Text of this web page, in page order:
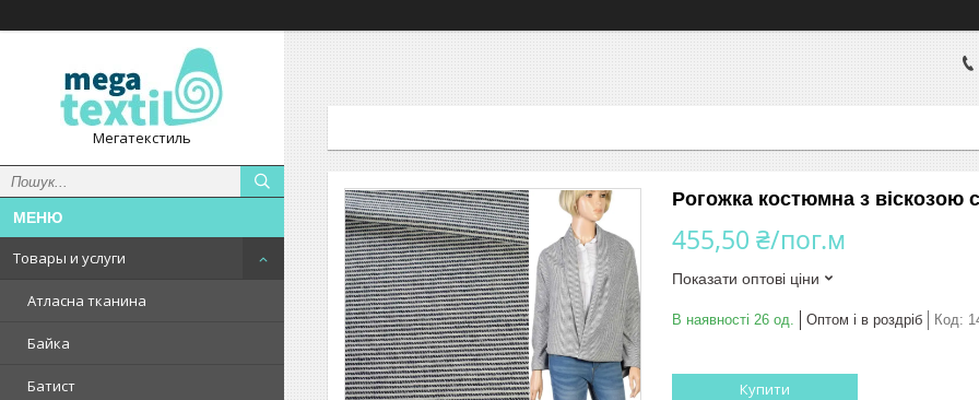
Мегатекстиль
Товары и услуги
Атласна тканина
Байка
Батист
Рогожка костюмна з віскозою
455,50 ₴/пог.м
Показати оптові ціни
В наявності 26 од. Оптом і в роздріб Код:
Купити